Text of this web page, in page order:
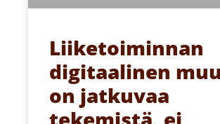
Liiketoiminnan
digitaalinen
on jatkuvaa